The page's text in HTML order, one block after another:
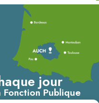
jour
Publique